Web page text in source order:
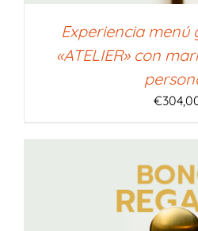
Experiencia
«ATELIER» con
€